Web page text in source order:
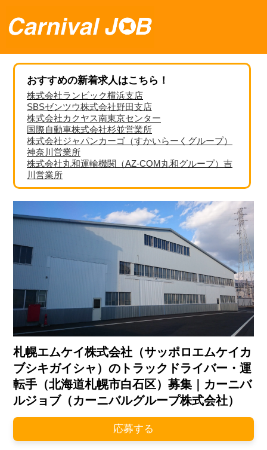
おすすめの新着求人はこちら！
株式会社ランビック横浜支店
SBSゼンツウ株式会社野田支店
株式会社カクヤス南東京センター
国際自動車株式会社杉並営業所
株式会社ジャパンカーゴ（すかいらーくグループ）
神奈川営業所
株式会社丸和運輸機関（AZ-COM丸和グループ）吉
川営業所
札幌エムケイ株式会社（サッポロエムケイカ
ブシキガイシャ）のトラックドライバー・運
転手（北海道札幌市白石区）募集｜カーニバ
ルジョブ（カーニバルグループ株式会社）
応募する